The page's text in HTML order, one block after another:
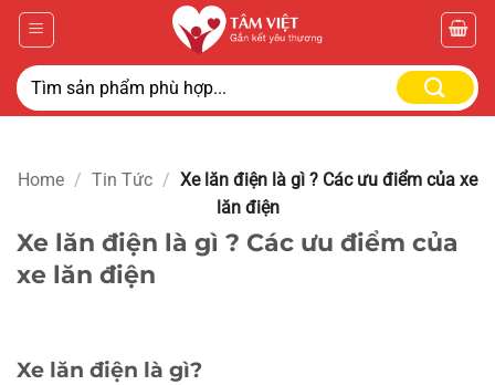
Home / Tin Tức / Xe lăn điện là gì ? Các ưu điểm của xe
lăn điện
Xe lăn điện là gì ? Các ưu điểm của
xe lăn điện
Xe lăn điện là gì?